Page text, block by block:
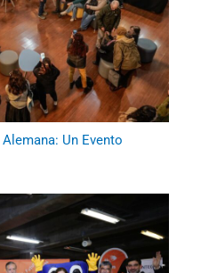
Un Evento